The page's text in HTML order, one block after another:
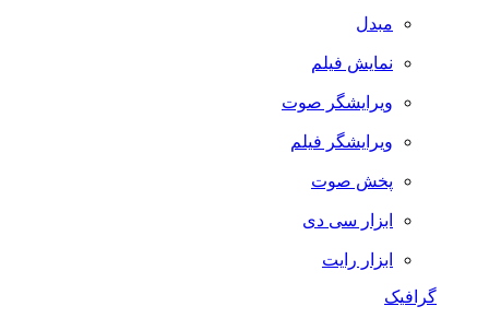
مبدل
نمایش فیلم
ویرایشگر صوت
ویرایشگر فیلم
پخش صوت
ابزار سی دی
ابزار رایت
گرافیک